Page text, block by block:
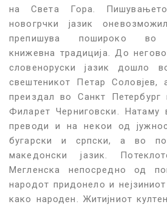
на Света Гора.
новогрчки јазик
препишува пошироко во
книжевна традиција. До
словеноруски јазик дошло
свештеникот Петар Соловјев,
преиздал во Санкт
Филарет Черниговски. Натаму
преводи и на некои од
бугарски и српски, а во
македонски јазик.
Мегленска непосредно од
народот придонело и
како народен. Житијниот